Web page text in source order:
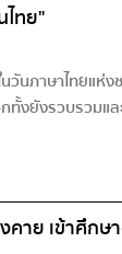
ไทย"
าษาไทยแห่
ทั้งยังรวบร
คาย เข้าศึก